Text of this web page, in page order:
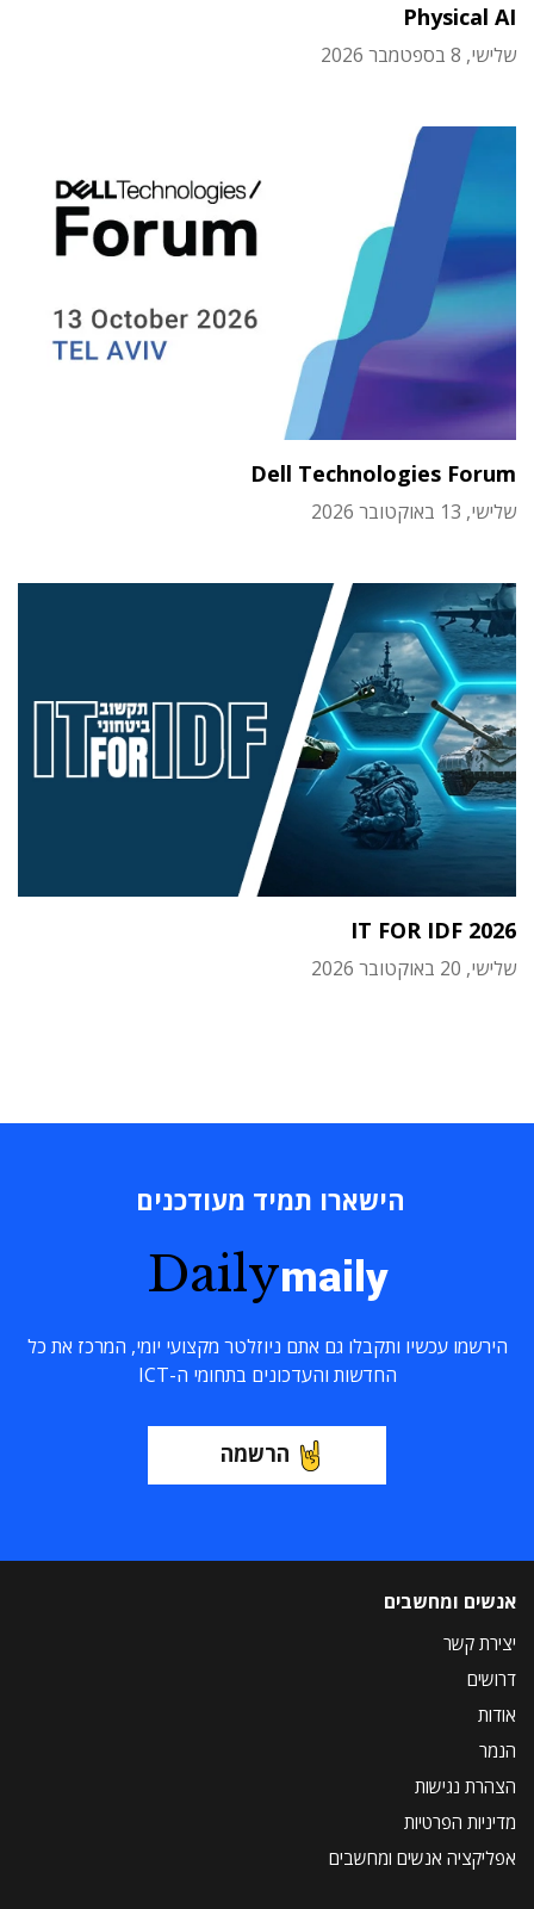
Physical AI
שלישי, 8 בספטמבר 2026
Dell Technologies Forum
שלישי, 13 באוקטובר 2026
IT FOR IDF 2026
שלישי, 20 באוקטובר 2026
הישארו תמיד מעודכנים
Dailymaily
הירשמו עכשיו ותקבלו גם אתם ניוזלטר מקצועי יומי, המרכז את כל
החדשות והעדכונים בתחומי ה-ICT
הרשמה
אנשים ומחשבים
יצירת קשר
דרושים
אודות
הנמר
הצהרת נגישות
מדיניות הפרטיות
אפליקציה אנשים ומחשבים